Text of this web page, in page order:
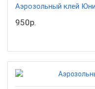
Аэрозольный клей
950р.